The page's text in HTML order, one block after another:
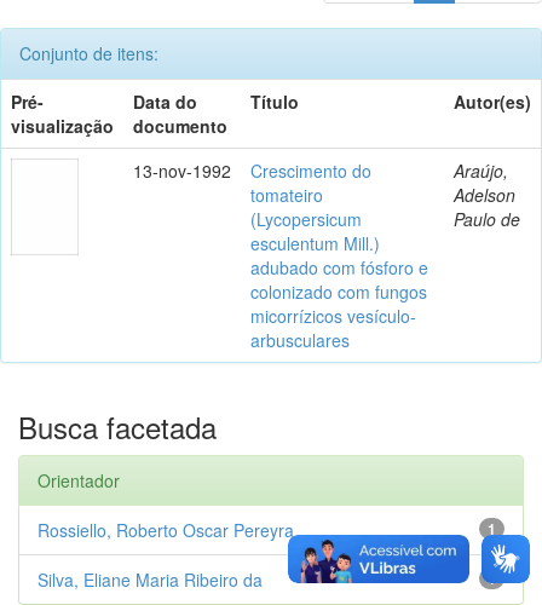
Conjunto de itens:
Pré-
visualização
Data do
documento
Título Autor(es)
13-nov-1992
Crescimento do
tomateiro
(Lycopersicum
esculentum Mill.)
adubado com fósforo e
colonizado com fungos
micorrízicos vesículo-
arbusculares
Araújo,
Adelson
Paulo de
Busca facetada
Orientador
1
Rossiello, Roberto Oscar Pereyra
1
Silva, Eliane Maria Ribeiro da